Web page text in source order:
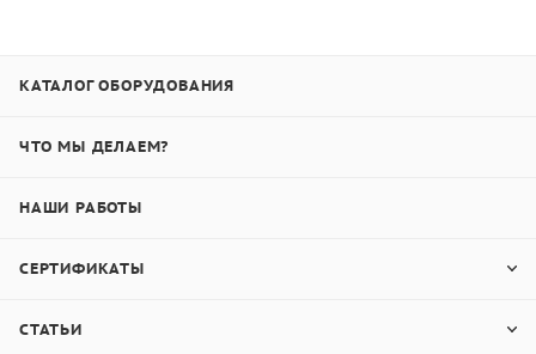
КАТАЛОГ ОБОРУДОВАНИЯ
ЧТО МЫ ДЕЛАЕМ?
НАШИ РАБОТЫ
СЕРТИФИКАТЫ
СТАТЬИ